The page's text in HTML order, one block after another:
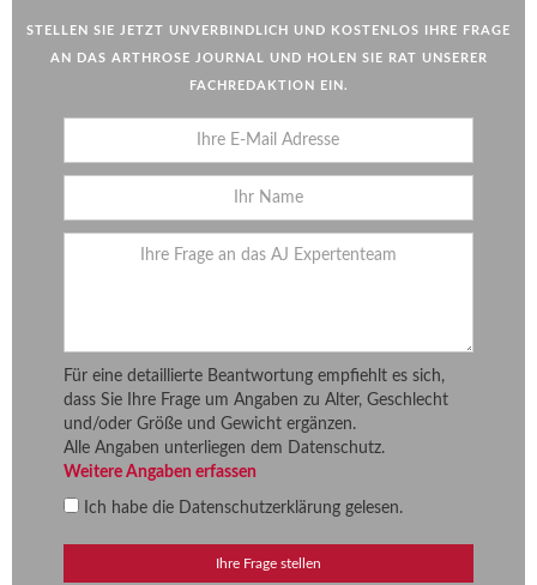
STELLEN SIE JETZT UNVERBINDLICH UND KOSTENLOS IHRE FRAGE
AN DAS ARTHROSE JOURNAL UND HOLEN SIE RAT UNSERER
FACHREDAKTION EIN.
Für eine detaillierte Beantwortung empfiehlt es sich,
dass Sie Ihre Frage um Angaben zu Alter, Geschlecht
und/oder Größe und Gewicht ergänzen.
Alle Angaben unterliegen dem Datenschutz.
Weitere Angaben erfassen
Ich habe die Datenschutzerklärunggelesen.